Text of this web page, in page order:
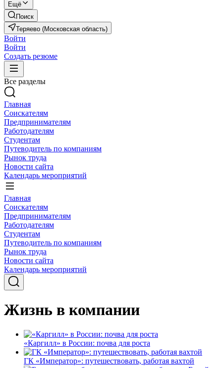
Ещё
Поиск
Теряево (Московская область)
Войти
Войти
Создать резюме
Все разделы
Главная
Соискателям
Предпринимателям
Работодателям
Студентам
Путеводитель по компаниям
Рынок труда
Новости сайта
Календарь мероприятий
Главная
Соискателям
Предпринимателям
Работодателям
Студентам
Путеводитель по компаниям
Рынок труда
Новости сайта
Календарь мероприятий
Жизнь в компании
«Каргилл» в России: почва для роста
ГК «Император»: путешествовать, работая вахтой